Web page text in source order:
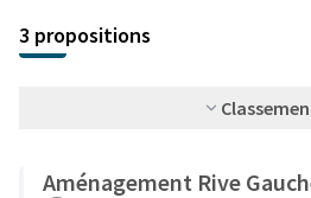
3 propositions
Aménagement Rive